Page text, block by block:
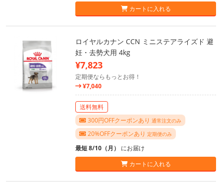
カートに入れる
ロイヤルカナン CCN ミニステアライズド 避
妊・去勢犬用 4kg
¥7,823
定期便ならもっとお得！
¥7,040
送料無料
300円OFFクーポンあり 通常注文のみ
20%OFFクーポンあり 定期便のみ
最短 8/10（月） にお届け
カートに入れる